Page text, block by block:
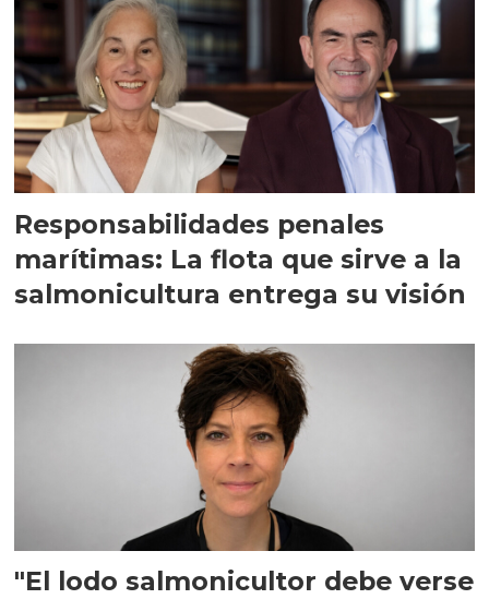
Responsabilidades penales
marítimas: La flota que sirve a la
salmonicultura entrega su visión
"El lodo salmonicultor debe verse